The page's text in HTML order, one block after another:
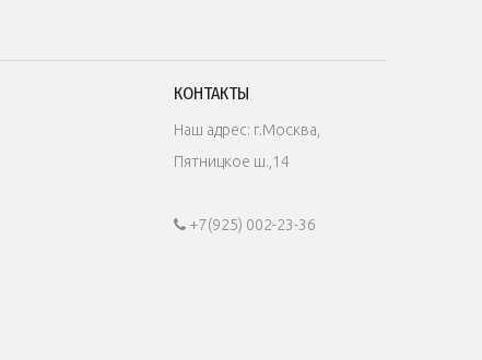
КОНТАКТЫ
Наш адрес: г.Москва,
Пятницкое ш.,14
+7(925) 002-23-36